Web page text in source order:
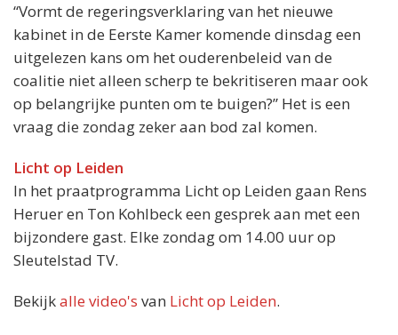
“Vormt de regeringsverklaring van het nieuwe
kabinet in de Eerste Kamer komende dinsdag een
uitgelezen kans om het ouderenbeleid van de
coalitie niet alleen scherp te bekritiseren maar ook
op belangrijke punten om te buigen?” Het is een
vraag die zondag zeker aan bod zal komen.
Licht op Leiden
In het praatprogramma Licht op Leiden gaan Rens
Heruer en Ton Kohlbeck een gesprek aan met een
bijzondere gast. Elke zondag om 14.00 uur op
Sleutelstad TV.
Bekijkalle video's van Licht op Leiden.